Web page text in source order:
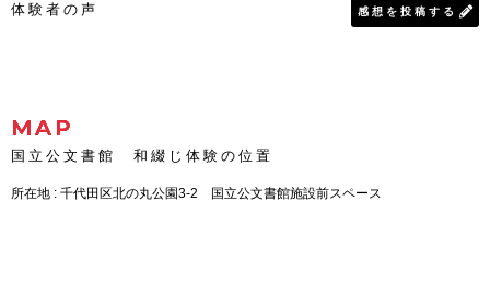
体験者の声 感想を投稿する
MAP
国立公文書館 和綴じ体験の位置
所在地 : 千代田区北の丸公園3-2 国立公文書館施設前スペース